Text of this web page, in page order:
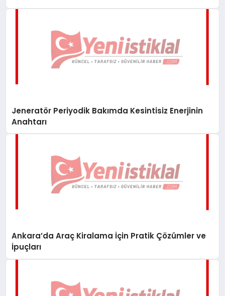
Jeneratör Periyodik Bakımda Kesintisiz Enerjinin
Anahtarı
Ankara’da Araç Kiralama İçin Pratik Çözümler ve
İpuçları